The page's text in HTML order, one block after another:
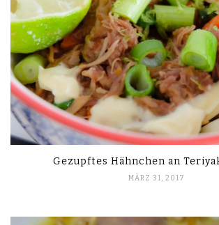
Gezupftes Hähnchen an
MÄRZ 31, 2017